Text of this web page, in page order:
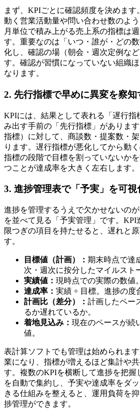
まず、KPIごとに確認頻度を決めま
動く営業活動量や問い合わせ数のよう
月単位で積み上がる売上系の指標は
す。重要なのは「いつ・誰が・どの
化し、確認の場（朝会・週次定例な
す。確認が習慣になっていない組織
なります。
2. 先行指標で早めに異変を察知
KPIには、結果として表れる「遅行指
み出す手前の「先行指標」がありま
指標）に対して、商談数・提案数・
ります。遅行指標が悪化してから動
指標の段階で目標を割っていないか
つことが達成率を大きく左右します。
3. 進捗管理表で「予実」を可視
進捗を管理するうえで欠かせないの
を並べて見る「予実管理」です。
限つぎの項目を持たせると、遅れと
す。
目標値（計画）： 期末時点で達
次・週次に按分したマイルスト
実績値： 現時点での実際の数値。
達成率： 実績 ÷ 目標。進捗の度
計画比（差分）： 計画したペー
るか遅れているか。
着地見込み： 現在のペースが続
値。
表計算ソフトでも管理は始められま
業になり、指標が増えるほど集計や
す。複数のKPIを横断して進捗を把握
を自動で集約し、予実や達成率をダ
きる仕組みを整えると、運用負荷を
捗管理ができます。